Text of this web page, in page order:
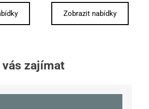
Zobrazit nabídky
zajímat